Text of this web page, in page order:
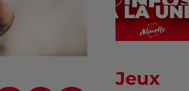
Jeux